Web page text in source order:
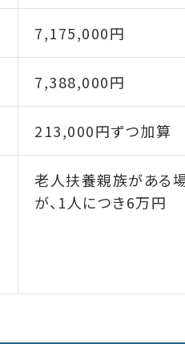
7,175,000円
7,388,000円
213,000円ずつ加算
老人扶養親族がある
が、1人につき6万円